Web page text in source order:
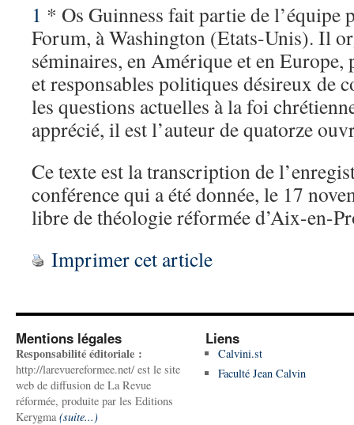
1 * Os Guinness fait partie de
Forum, à Washington (Etats-Unis). Il
séminaires, en Amérique et en Europe,
et responsables politiques désireux de
les questions actuelles à la foi
apprécié, il est l’auteur de quatorze
Ce texte est la transcription de
conférence qui a été donnée, le 17
libre de théologie réformée d’Aix-en-
Imprimer cet article
Mentions légales
Responsabilité éditoriale :
http://larevuereformee.net/ est le site
web de diffusion de La Revue
réformée, produite par les Editions
Kerygma (suite...)
Liens
Calvini.st
Faculté Jean Calvin